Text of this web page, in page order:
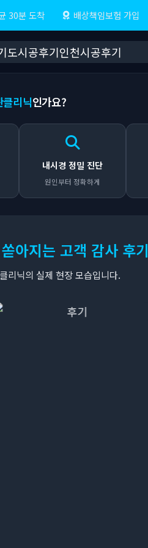
30분 도착 배상책임보험 가입
도시공후기인천시공후기
클리닉인가요?
내시경 정밀 진단
원인부터 정확하게
쏟아지는 고객 감사 후기
리닉의 실제 현장 모습입니다.